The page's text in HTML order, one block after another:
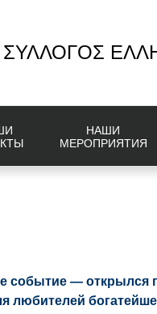
ΣΥΛΛΟΓΟΣ
НАШИ
МЕРОПРИЯТИЯ
событие — открылся
любителей